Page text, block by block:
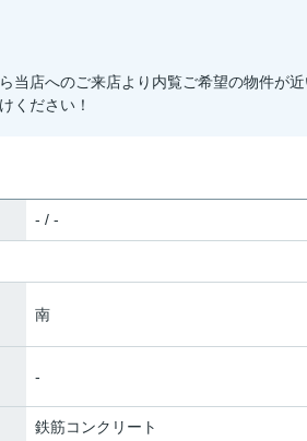
当店へのご来店より内覧ご希望の物件が
ください！
- / -
南
-
鉄筋コンクリート